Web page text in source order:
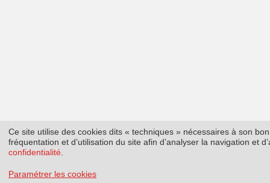
Ce site utilise des cookies dits « techniques » nécessaires à son
fréquentation et d’utilisation du site afin d’analyser la navigation et
confidentialité
Paramétrer les cookies